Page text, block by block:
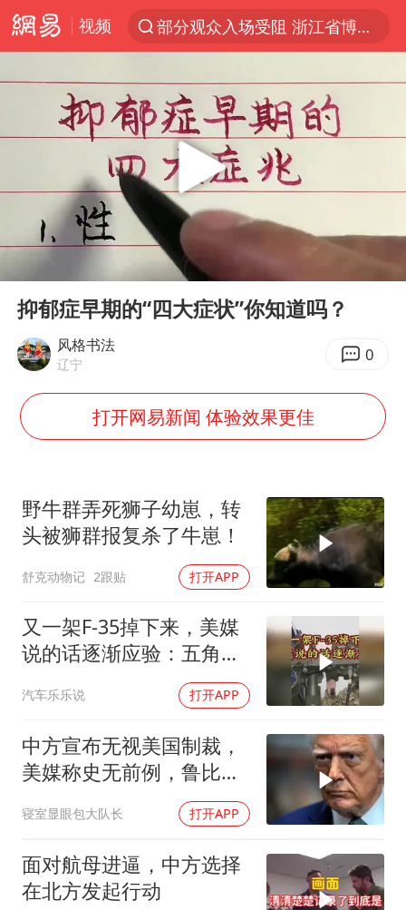
视频
部分观众入场受阻 浙江省博物馆致歉
U17国足三战全胜
男子结婚8年发现3个女儿均非亲生
OpenAI为免费用户升级GPT-5.6 Luna
我国编制完成新版全月地质图
毛宁转发梯田音乐会视频海外网友赞叹
巡查组提问 工作人员偷用手机查答案
美股三大指数集体收跌 西数跌超13%
现代版摸金校尉落网查获400多枚古币
多地要求领导干部带头休假
奋进开新局 实干挑大梁
Play
抑郁症早期的“四大症状”你知道吗？
风格书法
辽宁 0
打开网易新闻 体验效果更佳
野牛群弄死狮子幼崽，转
头被狮群报复杀了牛崽！
舒克动物记 2跟贴 打开APP
又一架F-35掉下来，美媒
说的话逐渐应验：五角大
汽车乐乐说 打开APP
中方宣布无视美国制裁，
美媒称史无前例，鲁比
奥：或追加二次制裁
寝室显眼包大队长 打开APP
面对航母进逼，中方选择
在北方发起行动